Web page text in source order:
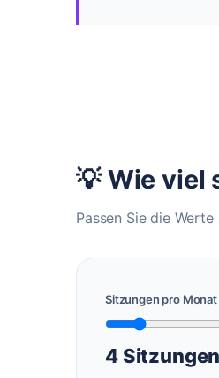
💡 Wie viel
Passen Sie die
Sitzungen pro Monat
4Sitzungen